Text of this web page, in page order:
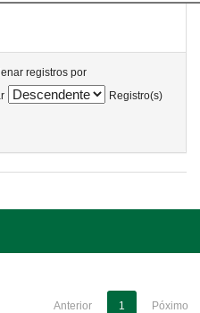
registros por
Registro(s)
Anterior 1 Póximo